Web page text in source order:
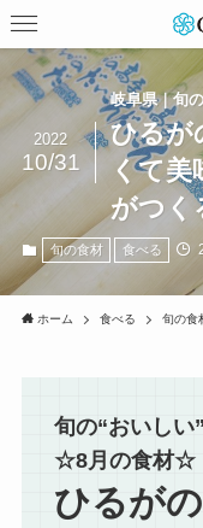
岐阜県｜旬の
ひるが
くて
がつく
2022
10/31
旬の食材 食べる
ホーム 食べる 旬の食
旬の“おいしい
☆8月の食材☆
ひるが